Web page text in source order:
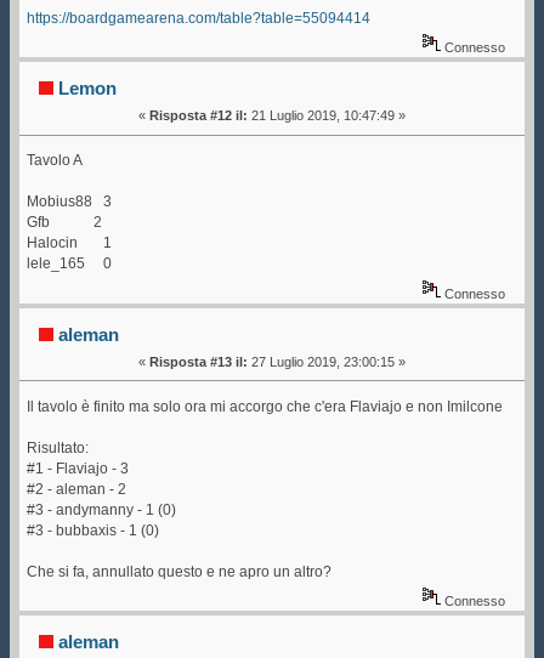
https://boardgamearena.com/table?table=55094414
Connesso
Lemon
« Risposta #12 il: 21 Luglio 2019, 10:47:49 »
Tavolo A
Mobius88 3
Gfb 2
Halocin 1
lele_165 0
Connesso
aleman
« Risposta #13 il: 27 Luglio 2019, 23:00:15 »
Il tavolo è finito ma solo ora mi accorgo che c'era Flaviajo e non Imilcone
Risultato:
#1 - Flaviajo - 3
#2 - aleman - 2
#3 - andymanny - 1 (0)
#3 - bubbaxis - 1 (0)
Che si fa, annullato questo e ne apro un altro?
Connesso
aleman